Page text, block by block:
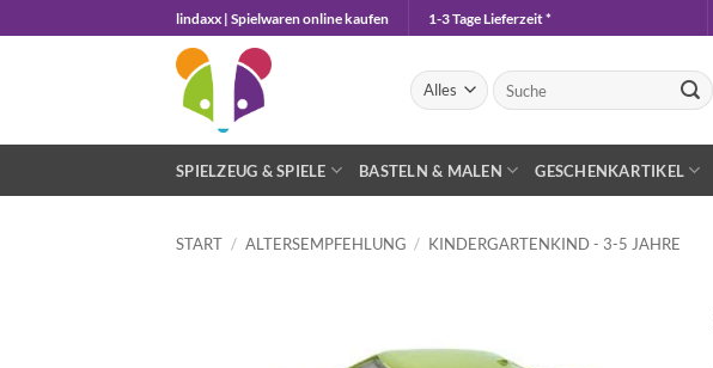
Inhalt
lindaxx | Spielwaren online kaufen 1-3 Tage Lieferzeit *
Suchen
nach:
SPIELZEUG & SPIELE BASTELN & MALEN GESCHENKARTIKEL
START / ALTERSEMPFEHLUNG / KINDERGARTENKIND - 3-5 JAHRE